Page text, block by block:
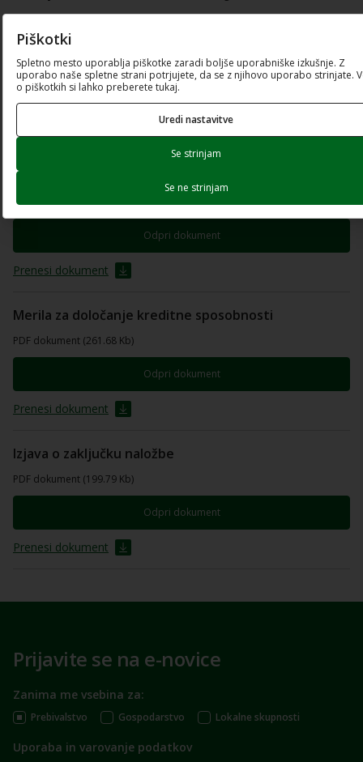
Besedilo javnega poziva
PDF dokument (560.41 Kb)
Odpri dokument
Prenesi dokument
Navodila za ugotavljanje kreditne sposobnosti
PDF dokument (176.67 Kb)
Odpri dokument
Prenesi dokument
Merila za določanje kreditne sposobnosti
PDF dokument (261.68 Kb)
Odpri dokument
Prenesi dokument
Izjava o zaključku naložbe
PDF dokument (199.79 Kb)
Odpri dokument
Prenesi dokument
Prijavite se na e-novice
Zanima me vsebina za:
Prebivalstvo Gospodarstvo Lokalne skupnosti
Uporaba in varovanje podatkov
Piškotki
Spletno mesto uporablja piškotke zaradi boljše uporabniške izkušnje. Z
uporabo naše spletne strani potrjujete, da se z njihovo uporabo strinjate.
o piškotkih si lahko preberete tukaj.
Uredi nastavitve
Se strinjam
Se ne strinjam